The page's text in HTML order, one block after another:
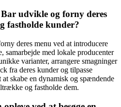
udvikle og forny deres
fastholde kunder?
deres menu ved at introducere
samarbejde med lokale producenter
varianter, arrangere smagninger
fra deres kunder og tilpasse
skabe en dynamisk og spændende
og fastholde dem.